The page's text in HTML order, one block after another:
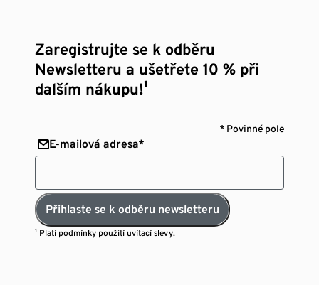
Zaregistrujte se k odběru
Newsletteru a ušetřete 10 % při
dalším nákupu!¹
* Povinné pole
E-mailová adresa*
Přihlaste se k odběru newsletteru
¹ Platí podmínky použití uvítací slevy.